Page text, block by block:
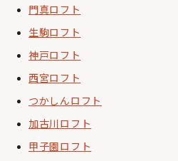
門真ロフト
生駒ロフト
神戸ロフト
西宮ロフト
つかしんロフト
加古川ロフト
甲子園ロフト